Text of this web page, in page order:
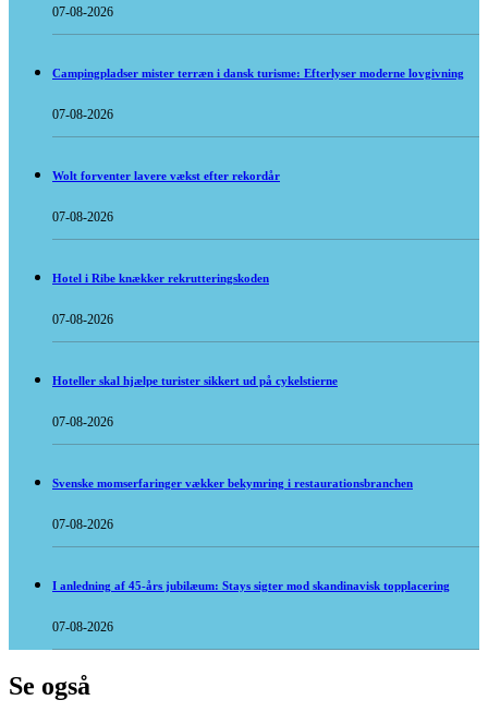
07-08-2026
Campingpladser mister terræn i dansk turisme: Efterlyser moderne lovgivning
07-08-2026
Wolt forventer lavere vækst efter rekordår
07-08-2026
Hotel i Ribe knækker rekrutteringskoden
07-08-2026
Hoteller skal hjælpe turister sikkert ud på cykelstierne
07-08-2026
Svenske momserfaringer vækker bekymring i restaurationsbranchen
07-08-2026
I anledning af 45-års jubilæum: Stays sigter mod skandinavisk topplacering
07-08-2026
Se også